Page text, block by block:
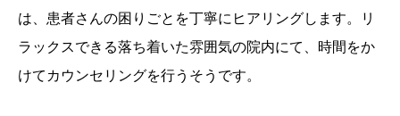
は、患者さんの困りごとを丁寧にヒアリングします。リ
ラックスできる落ち着いた雰囲気の院内にて、時間をか
けてカウンセリングを行うそうです。